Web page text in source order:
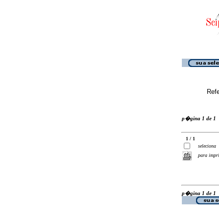
p�gina 1 de 1
1 / 1
seleciona
para
p�gina 1 de 1